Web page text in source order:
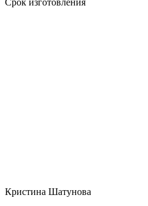
Кристина Шатунова